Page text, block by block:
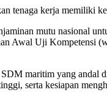
tenaga kerja memiliki
mutu nasional
Awal Uji
maritim yang
serta kesiapan